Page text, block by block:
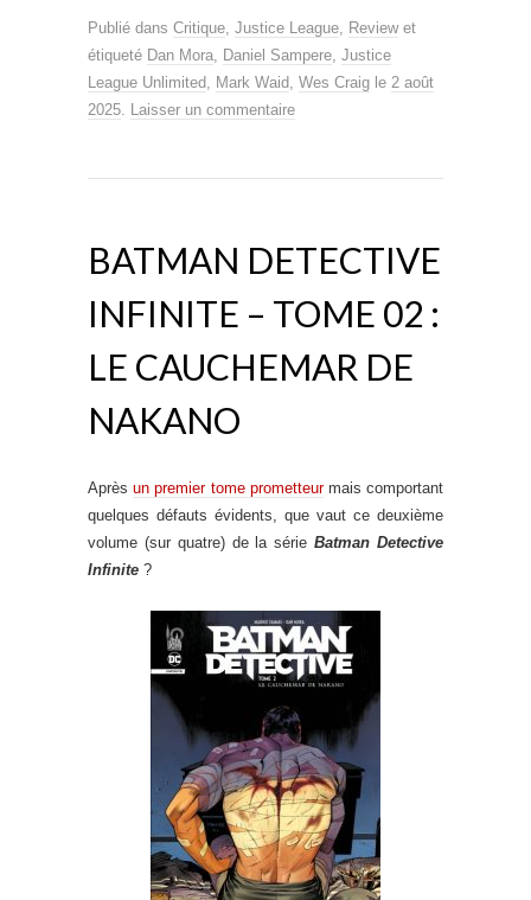
Publié dans Critique, Justice League, Reviewet
étiqueté Dan Mora, Daniel Sampere, Justice
League Unlimited, Mark Waid, Wes Craig le 2 août
2025. Laisser un commentaire
BATMAN DETECTIVE
INFINITE – TOME 02 :
LE CAUCHEMAR DE
NAKANO
Aprèsun premier tome prometteurmais comportant
quelques défauts évidents, que vaut ce deuxième
volume (sur quatre) de la sérieBatman Detective
Infinite ?